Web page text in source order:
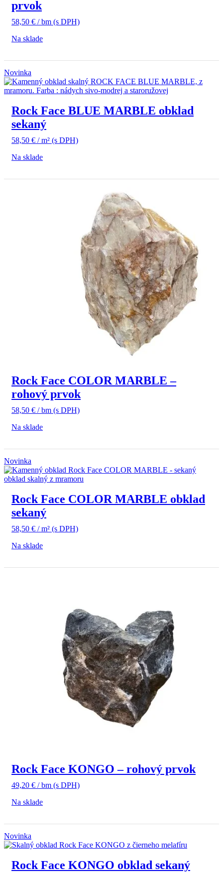
prvok
58,50 € / bm (s DPH)
Na sklade
Novinka
Rock Face BLUE MARBLE obklad
sekaný
58,50 € / m² (s DPH)
Na sklade
Rock Face COLOR MARBLE –
rohový prvok
58,50 € / bm (s DPH)
Na sklade
Novinka
Rock Face COLOR MARBLE obklad
sekaný
58,50 € / m² (s DPH)
Na sklade
Rock Face KONGO – rohový prvok
49,20 € / bm (s DPH)
Na sklade
Novinka
Rock Face KONGO obklad sekaný